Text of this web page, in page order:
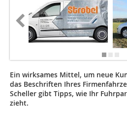
Ein wirksames Mittel, um neue
das Beschriften Ihres
Scheller gibt Tipps, wie Ihr
zieht.